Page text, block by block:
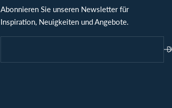
Abonnieren Sie unseren Newsletter für
Inspiration, Neuigkeiten und Angebote.